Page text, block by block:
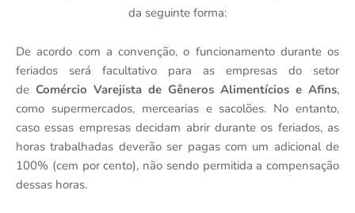
da seguinte forma:
De acordo com a convenção, o funcionamento durante os
feriados será facultativo para as empresas do setor
de Comércio Varejista de Gêneros Alimentícios e Afins,
como supermercados, mercearias e sacolões. No entanto,
caso essas empresas decidam abrir durante os feriados, as
horas trabalhadas deverão ser pagas com um adicional de
100% (cem por cento), não sendo permitida a compensação
dessas horas.